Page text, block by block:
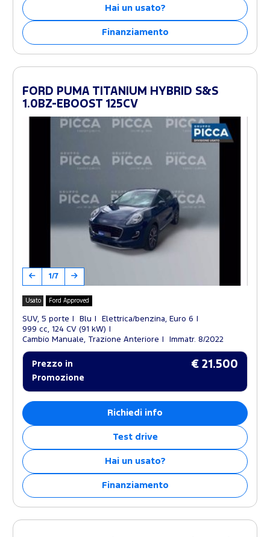
Hai un usato?
Finanziamento
FORD PUMA TITANIUM HYBRID S&S
1.0BZ-EBOOST 125CV
1/7
Usato Ford Approved
SUV, 5 porte Blu
Elettrica/benzina, Euro 6
999 cc, 124 CV (91 kW)
Cambio Manuale, Trazione Anteriore
Immatr. 8/2022
Prezzo in
Promozione
€ 21.500
Richiedi info
Test drive
Hai un usato?
Finanziamento